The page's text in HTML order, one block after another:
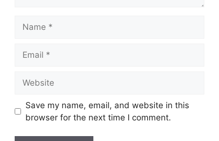
Save my name, email, and website in this
browser for the next time I comment.